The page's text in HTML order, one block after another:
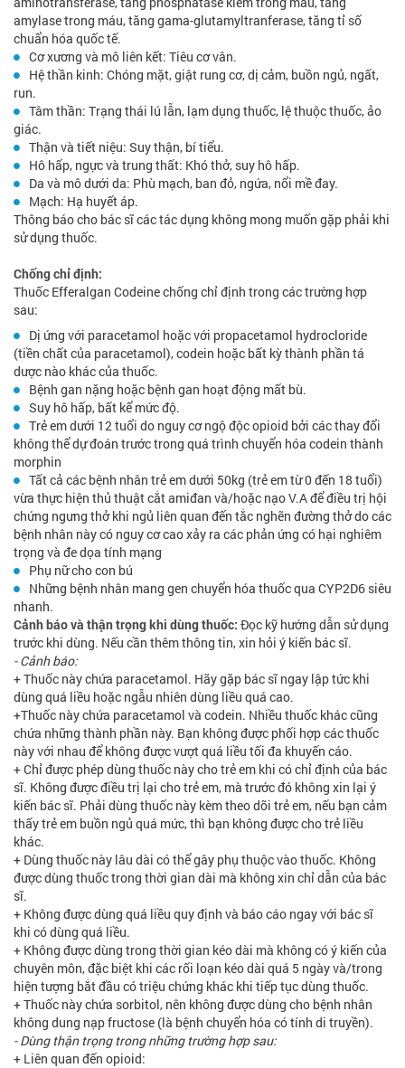
amylase trong máu, tăng gama-glutamyltranferase, tăng tỉ số
chuẩn hóa quốc tế.
Cơ xương và mô liên kết: Tiêu cơ vân.
Hệ thần kinh: Chóng mặt, giật rung cơ, dị cảm, buồn ngủ, ngất,
run.
Tâm thần: Trạng thái lú lẫn, lạm dụng thuốc, lệ thuộc thuốc, ảo
giác.
Thận và tiết niệu: Suy thận, bí tiểu.
Hô hấp, ngực và trung thất: Khó thở, suy hô hấp.
Da và mô dưới da: Phù mạch, ban đỏ, ngứa, nổi mề đay.
Mạch: Hạ huyết áp.
Thông báo cho bác sĩ các tác dụng không mong muốn gặp phải khi
sử dụng thuốc.
Chống chỉ định:
Thuốc Efferalgan Codeine chống chỉ định trong các trường hợp
sau:
Dị ứng với paracetamol hoặc với propacetamol hydrocloride
(tiền chất của paracetamol), codein hoặc bất kỳ thành phần tá
dược nào khác của thuốc.
Bệnh gan nặng hoặc bệnh gan hoạt động mất bù.
Suy hô hấp, bất kể mức độ.
Trẻ em dưới 12 tuổi do nguy cơ ngộ độc opioid bởi các thay đổi
không thể dự đoán trước trong quá trình chuyển hóa codein thành
morphin
Tất cả các bệnh nhân trẻ em dưới 50kg (trẻ em từ 0 đến 18 tuổi)
vừa thực hiện thủ thuật cắt amiđan và/hoặc nạo V.A để điều trị hội
chứng ngưng thở khi ngủ liên quan đến tắc nghẽn đường thở do các
bệnh nhân này có nguy cơ cao xảy ra các phản ứng có hại nghiêm
trọng và đe dọa tính mạng
Phụ nữ cho con bú
Những bệnh nhân mang gen chuyển hóa thuốc qua CYP2D6 siêu
nhanh.
Cảnh báo và thận trọng khi dùng thuốc: Đọc kỹ hướng dẫn sử dụng
trước khi dùng. Nếu cần thêm thông tin, xin hỏi ý kiến bác sĩ.
- Cảnh báo:
+ Thuốc này chứa paracetamol. Hãy gặp bác sĩ ngay lập tức khi
dùng quá liều hoặc ngẫu nhiên dùng liều quá cao.
+Thuốc này chứa paracetamol và codein. Nhiều thuốc khác cũng
chứa những thành phần này. Bạn không được phối hợp các thuốc
này với nhau để không được vượt quá liều tối đa khuyến cáo.
+ Chỉ được phép dùng thuốc này cho trẻ em khi có chỉ định của bác
sĩ. Không được điều trị lại cho trẻ em, mà trước đó không xin lại ý
kiến bác sĩ. Phải dùng thuốc này kèm theo dõi trẻ em, nếu bạn cảm
thấy trẻ em buồn ngủ quá mức, thì bạn không được cho trẻ liều
khác.
+ Dùng thuốc này lâu dài có thể gây phụ thuộc vào thuốc. Không
được dùng thuốc trong thời gian dài mà không xin chỉ dẫn của bác
sĩ.
+ Không được dùng quá liều quy định và báo cáo ngay với bác sĩ
khi có dùng quá liều.
+ Không được dùng trong thời gian kéo dài mà không có ý kiến của
chuyên môn, đặc biệt khi các rối loạn kéo dài quá 5 ngày và/trong
hiện tượng bắt đầu có triệu chứng khác khi tiếp tục dùng thuốc.
+ Thuốc này chứa sorbitol, nên không được dùng cho bệnh nhân
không dung nạp fructose (là bệnh chuyển hóa có tính di truyền).
- Dùng thận trọng trong những trường hợp sau:
+ Liên quan đến opioid: